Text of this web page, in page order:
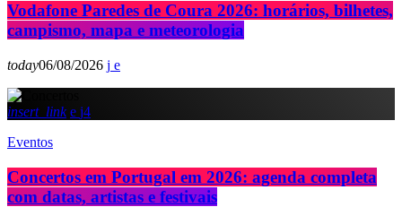
Vodafone Paredes de Coura 2026: horários, bilhetes,
campismo, mapa e meteorologia
today06/08/2026
insert_link
4
Eventos
Concertos em Portugal em 2026: agenda completa
com datas, artistas e festivais